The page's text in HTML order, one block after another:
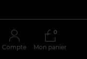
Compte Mon panier
0